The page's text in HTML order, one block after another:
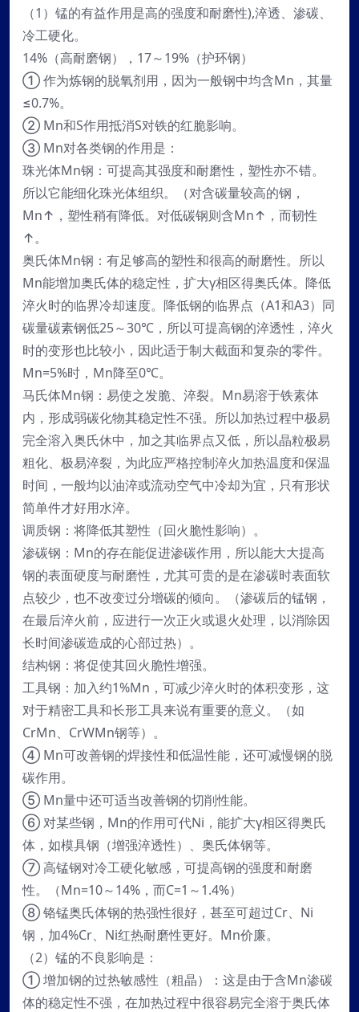
（1）锰的有益作用是高的强度和耐磨性),淬透、渗碳、
冷工硬化。
14%（高耐磨钢），17～19%（护环钢）
① 作为炼钢的脱氧剂用，因为一般钢中均含Mn，其量
≤0.7%。
② Mn和S作用抵消S对铁的红脆影响。
③ Mn对各类钢的作用是：
珠光体Mn钢：可提高其强度和耐磨性，塑性亦不错。
所以它能细化珠光体组织。（对含碳量较高的钢，
Mn↑，塑性稍有降低。对低碳钢则含Mn↑，而韧性
↑。
奥氏体Mn钢：有足够高的塑性和很高的耐磨性。所以
Mn能增加奥氏体的稳定性，扩大γ相区得奥氏体。降低
淬火时的临界冷却速度。降低钢的临界点（A1和A3）同
碳量碳素钢低25～30℃，所以可提高钢的淬透性，淬火
时的变形也比较小，因此适于制大截面和复杂的零件。
Mn=5%时，Mn降至0℃。
马氏体Mn钢：易使之发脆、淬裂。Mn易溶于铁素体
内，形成弱碳化物其稳定性不强。所以加热过程中极易
完全溶入奥氏休中，加之其临界点又低，所以晶粒极易
粗化、极易淬裂，为此应严格控制淬火加热温度和保温
时间，一般均以油淬或流动空气中冷却为宜，只有形状
简单件才好用水淬。
调质钢：将降低其塑性（回火脆性影响）。
渗碳钢：Mn的存在能促进渗碳作用，所以能大大提高
钢的表面硬度与耐磨性，尤其可贵的是在渗碳时表面软
点较少，也不改变过分增碳的倾向。（渗碳后的锰钢，
在最后淬火前，应进行一次正火或退火处理，以消除因
长时间渗碳造成的心部过热）。
结构钢：将促使其回火脆性增强。
工具钢：加入约1%Mn，可减少淬火时的体积变形，这
对于精密工具和长形工具来说有重要的意义。（如
CrMn、CrWMn钢等）。
④ Mn可改善钢的焊接性和低温性能，还可减慢钢的脱
碳作用。
⑤ Mn量中还可适当改善钢的切削性能。
⑥ 对某些钢，Mn的作用可代Ni，能扩大γ相区得奥氏
体，如模具钢（增强淬透性）、奥氏体钢等。
⑦ 高锰钢对冷工硬化敏感，可提高钢的强度和耐磨
性。（Mn=10～14%，而C=1～1.4%）
⑧ 铬锰奥氏体钢的热强性很好，甚至可超过Cr、Ni
钢，加4%Cr、Ni红热耐磨性更好。Mn价廉。
（2）锰的不良影响是：
① 增加钢的过热敏感性（粗晶）：这是由于含Mn渗碳
体的稳定性不强，在加热过程中很容易完全溶于奥氏体